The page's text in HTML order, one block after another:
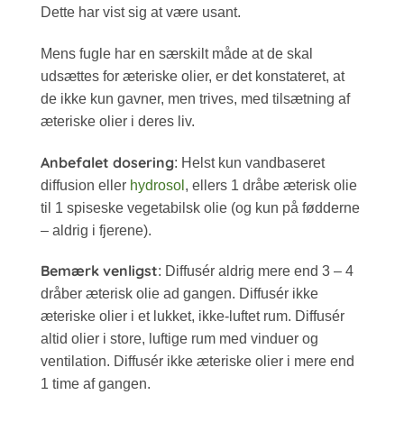
Dette har vist sig at være usant.
Mens fugle har en særskilt måde at de skal
udsættes for æteriske olier, er det konstateret, at
de ikke kun gavner, men trives, med tilsætning af
æteriske olier i deres liv.
Anbefalet dosering: Helst kun vandbaseret
diffusion eller hydrosol , ellers 1 dråbe æterisk olie
til 1 spiseske vegetabilsk olie (og kun på fødderne
– aldrig i fjerene).
Bemærk venligst: Diffusér aldrig mere end 3 – 4
dråber æterisk olie ad gangen. Diffusér ikke
æteriske olier i et lukket, ikke-luftet rum. Diffusér
altid olier i store, luftige rum med vinduer og
ventilation. Diffusér ikke æteriske olier i mere end
1 time af gangen.